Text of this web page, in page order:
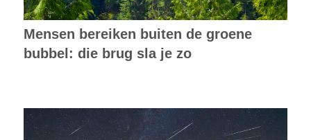
Mensen bereiken buiten de groene
bubbel: die brug sla je zo